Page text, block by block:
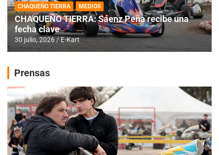
CHAQUEÑO TIERRA MEDIOS
CHAQUEÑO TIERRA: Sáenz Peña recibe una
fecha clave
30 julio, 2026 E-Kart
Prensas